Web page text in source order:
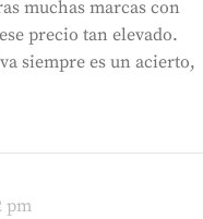
muchas marcas con
precio tan elevado.
siempre es un acierto,
pm